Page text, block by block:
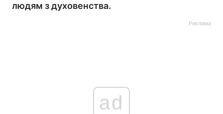
людям з духовенства.
Реклама
ad